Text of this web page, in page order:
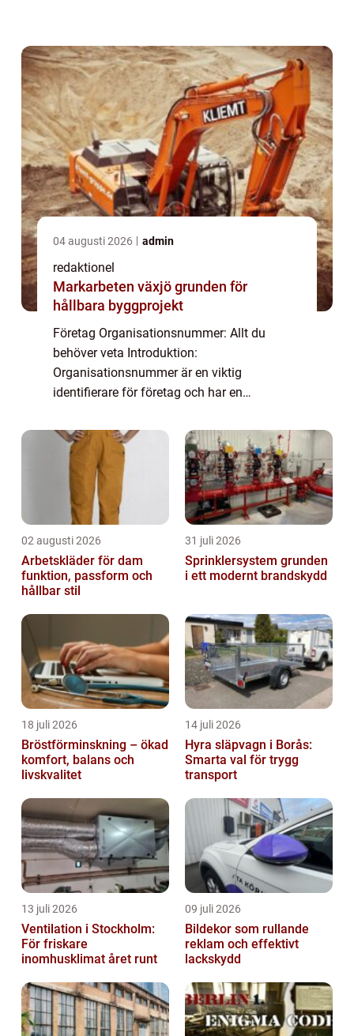
övergripande översikt över vad föret...
04 augusti 2026 admin
redaktionel
Markarbeten växjö grunden för
hållbara byggprojekt
Företag Organisationsnummer: Allt du
behöver veta Introduktion:
Organisationsnummer är en viktig
identifierare för företag och har en
denna artikel kommer vi att erbjuda en
övergripande översikt över vad föret...
02 augusti 2026
Arbetskläder för dam
funktion, passform och
hållbar stil
31 juli 2026
Sprinklersystem grunden
i ett modernt brandskydd
18 juli 2026
Bröstförminskning – ökad
komfort, balans och
livskvalitet
14 juli 2026
Hyra släpvagn i Borås:
Smarta val för trygg
transport
13 juli 2026
Ventilation i Stockholm:
För friskare
inomhusklimat året runt
09 juli 2026
Bildekor som rullande
reklam och effektivt
lackskydd